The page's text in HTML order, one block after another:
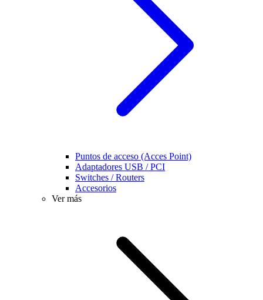
Puntos de acceso (Acces Point)
Adaptadores USB / PCI
Switches / Routers
Accesorios
Ver más